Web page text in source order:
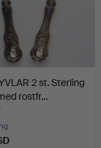
2 st. Sterling
rostfr…